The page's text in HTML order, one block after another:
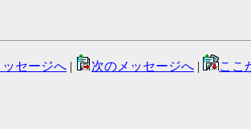
セージへ 次のメッセージへ ここ